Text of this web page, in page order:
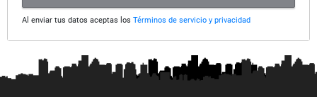
Al enviar tus datos aceptas los Términos de servicio y privacidad